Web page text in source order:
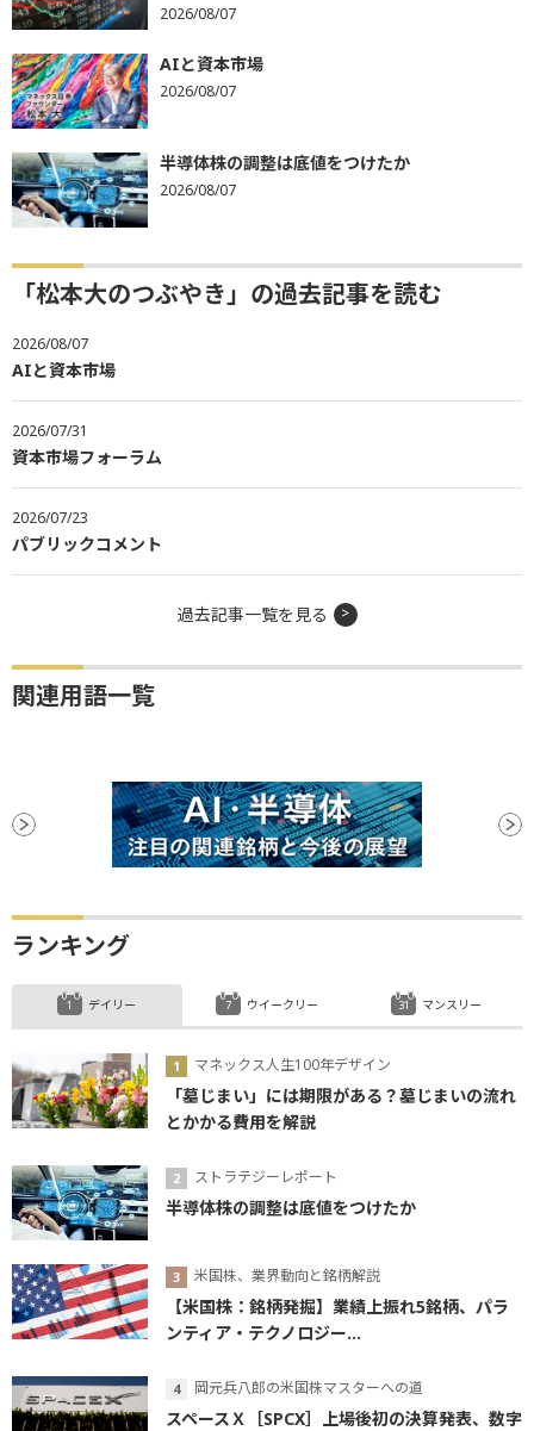
2026/08/07
AIと資本市場
2026/08/07
半導体株の調整は底値をつけたか
2026/08/07
「松本大のつぶやき」の過去記事を読む
2026/08/07
AIと資本市場
2026/07/31
資本市場フォーラム
2026/07/23
パブリックコメント
過去記事一覧を見る
関連用語一覧
ランキング
デイリー
マネックス人生100年デザイン
「墓じまい」には期限がある？墓じまいの流れ
とかかる費用を解説
ストラテジーレポート
半導体株の調整は底値をつけたか
米国株、業界動向と銘柄解説
【米国株：銘柄発掘】業績上振れ5銘柄、パラ
ンティア・テクノロジー...
岡元兵八郎の米国株マスターへの道
スペースＸ［SPCX］上場後初の決算発表、数字
ウイークリー マンスリー